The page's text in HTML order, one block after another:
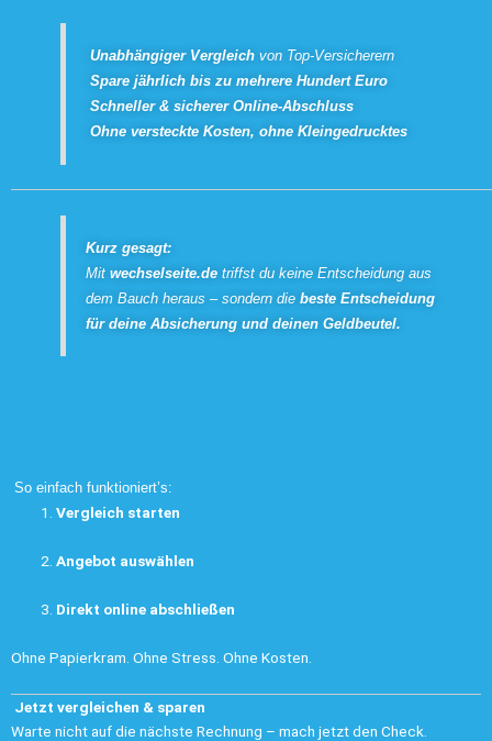
Unabhängiger Vergleich von Top-Versicherern
Spare jährlich bis zu mehrere Hundert Euro
Schneller & sicherer Online-Abschluss
Ohne versteckte Kosten, ohne Kleingedrucktes
Kurz gesagt:
Mitwechselseite.de triffst du keine Entscheidung aus
dem Bauch heraus – sondern diebeste Entscheidung
für deine Absicherung und deinen Geldbeutel.
So einfach funktioniert’s:
Vergleich starten
Angebot auswählen
Direkt online abschließen
Ohne Papierkram. Ohne Stress. Ohne Kosten.
Jetzt vergleichen & sparen
Warte nicht auf die nächste Rechnung – mach jetzt den Check.